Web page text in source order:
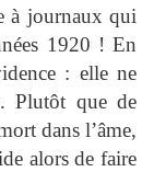
à journaux qui
1920 ! En
: elle ne
Plutôt que de
dans l’âme,
alors de faire